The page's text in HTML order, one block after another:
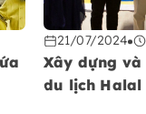
21/07/2024
Xây dựng
du lịch Halal